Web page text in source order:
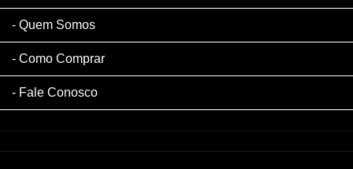
Quem Somos
Como Comprar
Fale Conosco